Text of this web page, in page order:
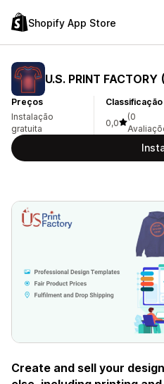
Shopify App Store
U.S. PRINT FACTORY
Preços
Instalação
gratuita
Classificação
0,0
(0
Create and sell your